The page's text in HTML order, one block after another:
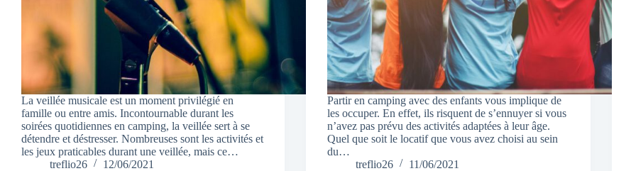
La veillée musicale est un moment privilégié en
famille ou entre amis. Incontournable durant les
soirées quotidiennes en camping, la veillée sert à se
détendre et déstresser. Nombreuses sont les activités et
les jeux praticables durant une veillée, mais ce…
treflio26
12/06/2021
Partir en camping avec des enfants vous implique de
les occuper. En effet, ils risquent de s’ennuyer si vous
n’avez pas prévu des activités adaptées à leur âge.
Quel que soit le locatif que vous avez choisi au sein
du…
treflio26
11/06/2021